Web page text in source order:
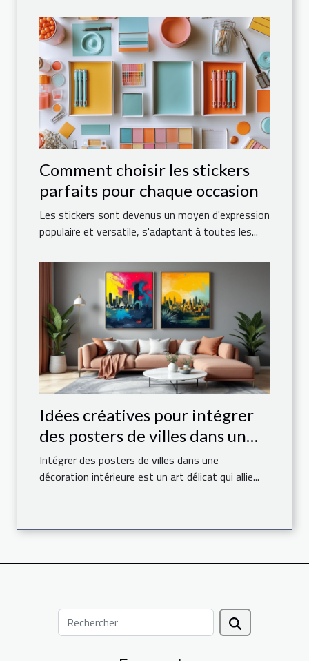
Comment choisir les stickers
parfaits pour chaque occasion
Les stickers sont devenus un moyen d'expression
populaire et versatile, s'adaptant à toutes les...
Idées créatives pour intégrer
des posters de villes dans un
espace moderne
Intégrer des posters de villes dans une
décoration intérieure est un art délicat qui allie...